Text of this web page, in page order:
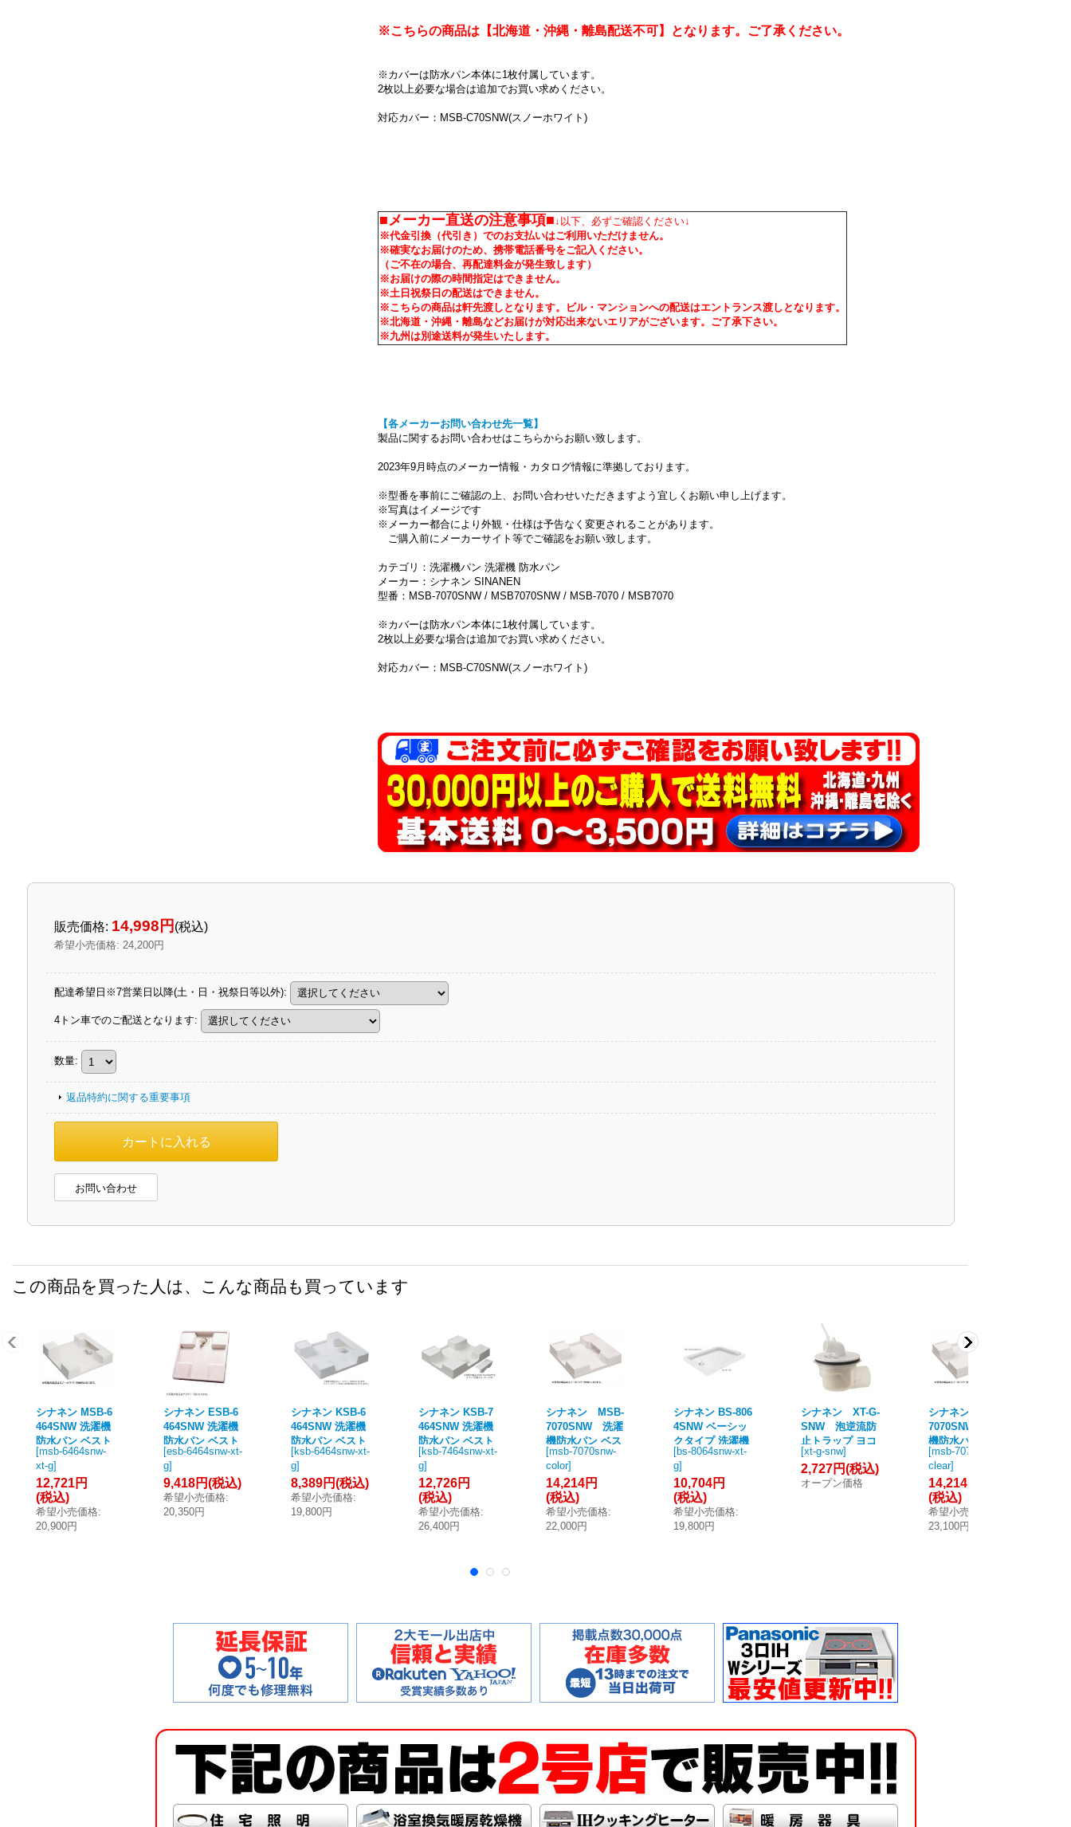
※こちらの商品は【北海道・沖縄・離島配送不可】となります。ご了承ください。
※カバーは防水パン本体に1枚付属しています。
2枚以上必要な場合は追加でお買い求めください。
対応カバー：MSB-C70SNW(スノーホワイト)
■メーカー直送の注意事項■↓以下、必ずご確認ください↓
※代金引換（代引き）でのお支払いはご利用いただけません。
※確実なお届けのため、携帯電話番号をご記入ください。
（ご不在の場合、再配達料金が発生致します）
※お届けの際の時間指定はできません。
※土日祝祭日の配送はできません。
※こちらの商品は軒先渡しとなります。ビル・マンションへの配送はエントランス渡しとなります。
※北海道・沖縄・離島などお届けが対応出来ないエリアがございます。ご了承下さい。
※九州は別途送料が発生いたします。
【各メーカーお問い合わせ先一覧】
製品に関するお問い合わせはこちらからお願い致します。
2023年9月時点のメーカー情報・カタログ情報に準拠しております。
※型番を事前にご確認の上、お問い合わせいただきますよう宜しくお願い申し上げます。
※写真はイメージです
※メーカー都合により外観・仕様は予告なく変更されることがあります。
ご購入前にメーカーサイト等でご確認をお願い致します。
カテゴリ：洗濯機パン 洗濯機 防水パン
メーカー：シナネン SINANEN
型番：MSB-7070SNW / MSB7070SNW / MSB-7070 / MSB7070
※カバーは防水パン本体に1枚付属しています。
2枚以上必要な場合は追加でお買い求めください。
対応カバー：MSB-C70SNW(スノーホワイト)
販売価格: 14,998円 (税込)
希望小売価格: 24,200円
配達希望日※7営業日以降(土・日・祝祭日等以外):
4トン車でのご配送となります:
数量:
返品特約に関する重要事項
お問い合わせ
この商品を買った人は、こんな商品も買っています
シナネン MSB-6
464SNW 洗濯機
防水パン ベスト
レイ 64マルチタ
イプ トラップタ
イプ:センター 泡
逆流防止ヨコ引
き排水トラップ
付 スノーホワイ
[msb-6464snw-
xt-g]
12,721円
(税込)
希望小売価格:
20,900円
シナネン ESB-6
464SNW 洗濯機
防水パン ベスト
レイ コンポレジ
ンタイプ トラッ
プタイプ:センタ
ー 泡逆流防止ヨ
コ引き排水トラ
[esb-6464snw-xt-
g]
9,418円(税込)
希望小売価格:
20,350円
シナネン KSB-6
464SNW 洗濯機
防水パン ベスト
レイ 64嵩上げタ
イプ トラップタ
イプ:センター 泡
逆流防止ヨコ引
き排水トラップ
[ksb-6464snw-xt-
g]
8,389円(税込)
希望小売価格:
19,800円
シナネン KSB-7
464SNW 洗濯機
防水パン ベスト
レイ 74嵩上げタ
イプ トラップタ
イプ:センター 泡
逆流防止ヨコ引
き排水トラップ
付 スノーホワイ
[ksb-7464snw-xt-
g]
12,726円
(税込)
希望小売価格:
26,400円
シナネン MSB-
7070SNW 洗濯
機防水パン ベス
トレイ 70マルチ
タイプ トラップ
タイプ:センター
有色トラップ付
スノーホワイト
[■♪]
[msb-7070snw-
color]
14,214円
(税込)
希望小売価格:
22,000円
シナネン BS-806
4SNW ベーシッ
クタイプ 洗濯機
防水パン ベスト
レイ トラップ位
置:センター 泡逆
流防止ヨコ引き
排水トラップ付
スノーホワイト
[bs-8064snw-xt-
g]
10,704円
(税込)
希望小売価格:
19,800円
シナネン XT-G-
SNW 泡逆流防
止トラップ ヨコ
引き排水 スノー
ホワイト オプシ
ョン部品 洗濯機
[xt-g-snw]
2,727円(税込)
オープン価格
シナネン MSB-
7070SNW 洗濯
機防水パン ベス
トレイ 70マルチ
タイプ トラップ
タイプ:センター
透明トラップ付
スノーホワイト
[■♪]
[msb-7070snw-
clear]
14,214円
(税込)
希望小売価格
23,100円